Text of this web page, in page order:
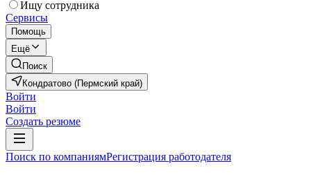
Ищу сотрудника
Сервисы
Помощь
Ещё
Поиск
Кондратово (Пермский край)
Войти
Войти
Создать резюме
Поиск по компаниямРегистрация работодателя